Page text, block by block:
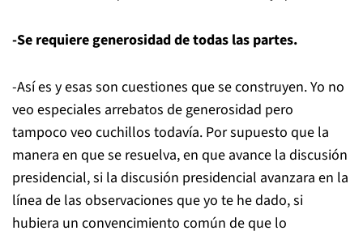
-Se requiere generosidad de todas las partes.
-Así es y esas son cuestiones que se construyen. Yo no
veo especiales arrebatos de generosidad pero
tampoco veo cuchillos todavía. Por supuesto que la
manera en que se resuelva, en que avance la discusión
presidencial, si la discusión presidencial avanzara en la
línea de las observaciones que yo te he dado, si
hubiera un convencimiento común de que lo